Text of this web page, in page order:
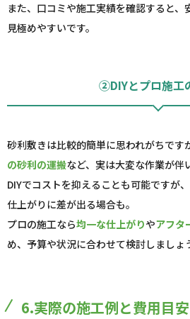
また、口コミや施工実績を確認すると、
見極めやすいです。
②DIYとプロ施工
砂利敷きは比較的簡単に思われがちです
の砂利の運搬など、実は大変な作業が伴
DIYでコストを抑えることも可能ですが
仕上がりに差が出る場合も。
プロの施工なら均一な仕上がりやアフタ
め、予算や状況に合わせて検討しましょ
6.実際の施工例と費用目安